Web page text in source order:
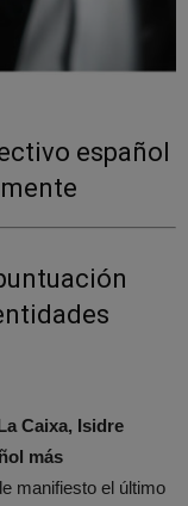
español
Caixa, Isidre
más
manifiesto el último